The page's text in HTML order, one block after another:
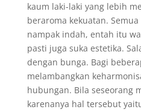
kaum laki-laki yang lebih
beraroma kekuatan.
nampak indah, entah itu
pasti juga suka estetika.
dengan bunga. Bagi
melambangkan
hubungan. Bila seseorang
karenanya hal tersebut